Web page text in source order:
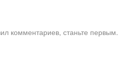
комментариев, станьте первым.